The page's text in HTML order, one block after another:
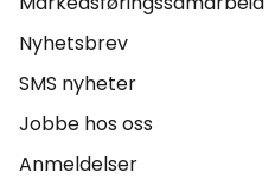
Nyhetsbrev
SMS nyheter
Jobbe hos oss
Anmeldelser